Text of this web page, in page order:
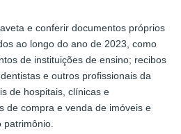
e conferir documentos próprios
ao longo do ano de 2023, como
de instituições de ensino; recibos
e outros profissionais da
de hospitais, clínicas e
de compra e venda de imóveis e
patrimônio.